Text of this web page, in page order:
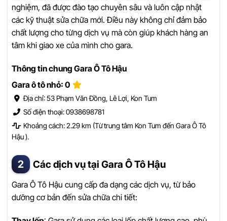
nghiệm, đã được đào tạo chuyên sâu và luôn cập nhật
các kỹ thuật sửa chữa mới. Điều này không chỉ đảm bảo
chất lượng cho từng dịch vụ mà còn giúp khách hàng an
tâm khi giao xe của mình cho gara.
Thông tin chung Gara Ô Tô Hậu
Gara ô tô nhỏ: 0
Địa chỉ: 53 Phạm Văn Đồng, Lê Lợi, Kon Tum
Số điện thoại: 0938698781
Khoảng cách: 2.29 km (Từ trung tâm Kon Tum đến Gara Ô Tô
Hậu ).
Các dịch vụ tại Gara Ô Tô Hậu
Gara Ô Tô Hậu cung cấp đa dạng các dịch vụ, từ bảo
dưỡng cơ bản đến sửa chữa chi tiết: